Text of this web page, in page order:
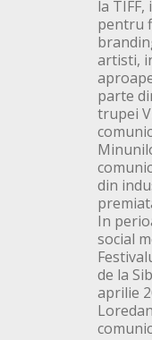
la
pentru
artisti,
parte
trupei
din
In
social
de la
aprilie